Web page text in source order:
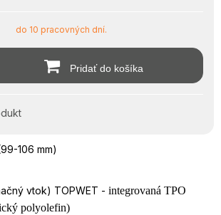
do 10 pracovných dní.
Pridať do košíka
106 mm)
vtok) TOPWET - integrovaná TPO
polyolefin)